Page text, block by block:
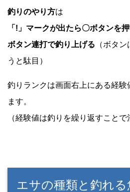
釣りのやり方は
「!」マークが出たら〇ボタンを
ボタン連打で釣り上げる （ボタ
うと駄目）
釣りランクは画面右上にある経験
ます。
（経験値は釣りを繰り返すことで
エサの種類と釣れる